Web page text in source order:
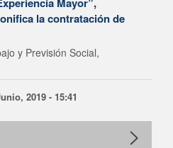
la contratación de
y Previsión Social,
2019 - 15:41